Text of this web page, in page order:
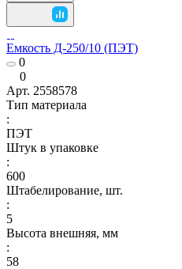
Емкость Д-250/10 (ПЭТ)
0
0
Арт. 2558578
Тип материала
:
ПЭТ
Штук в упаковке
:
600
Штабелирование, шт.
:
5
Высота внешняя, мм
:
58